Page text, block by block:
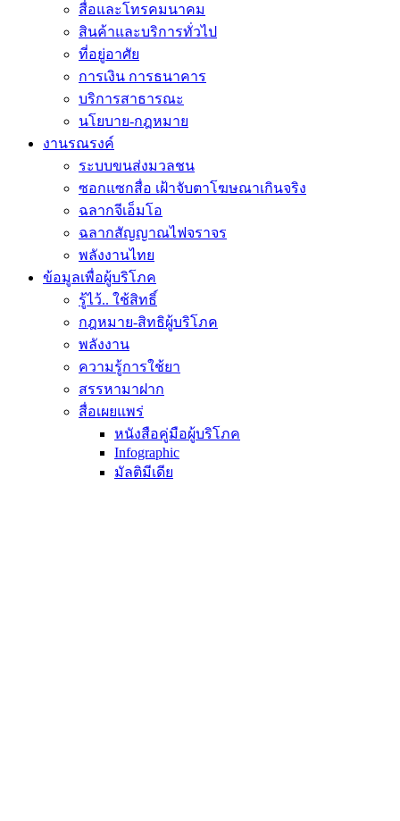
สื่อและโทรคมนาคม
สินค้าและบริการทั่วไป
ที่อยู่อาศัย
การเงิน การธนาคาร
บริการสาธารณะ
นโยบาย-กฎหมาย
งานรณรงค์
ระบบขนส่งมวลชน
ซอกแซกสื่อ เฝ้าจับตาโฆษณาเกินจริง
ฉลากจีเอ็มโอ
ฉลากสัญญาณไฟจราจร
พลังงานไทย
ข้อมูลเพื่อผู้บริโภค
รู้ไว้.. ใช้สิทธิ์
กฎหมาย-สิทธิผู้บริโภค
พลังงาน
ความรู้การใช้ยา
สรรหามาฝาก
สื่อเผยแพร่
หนังสือคู่มือผู้บริโภค
Infographic
มัลติมีเดีย